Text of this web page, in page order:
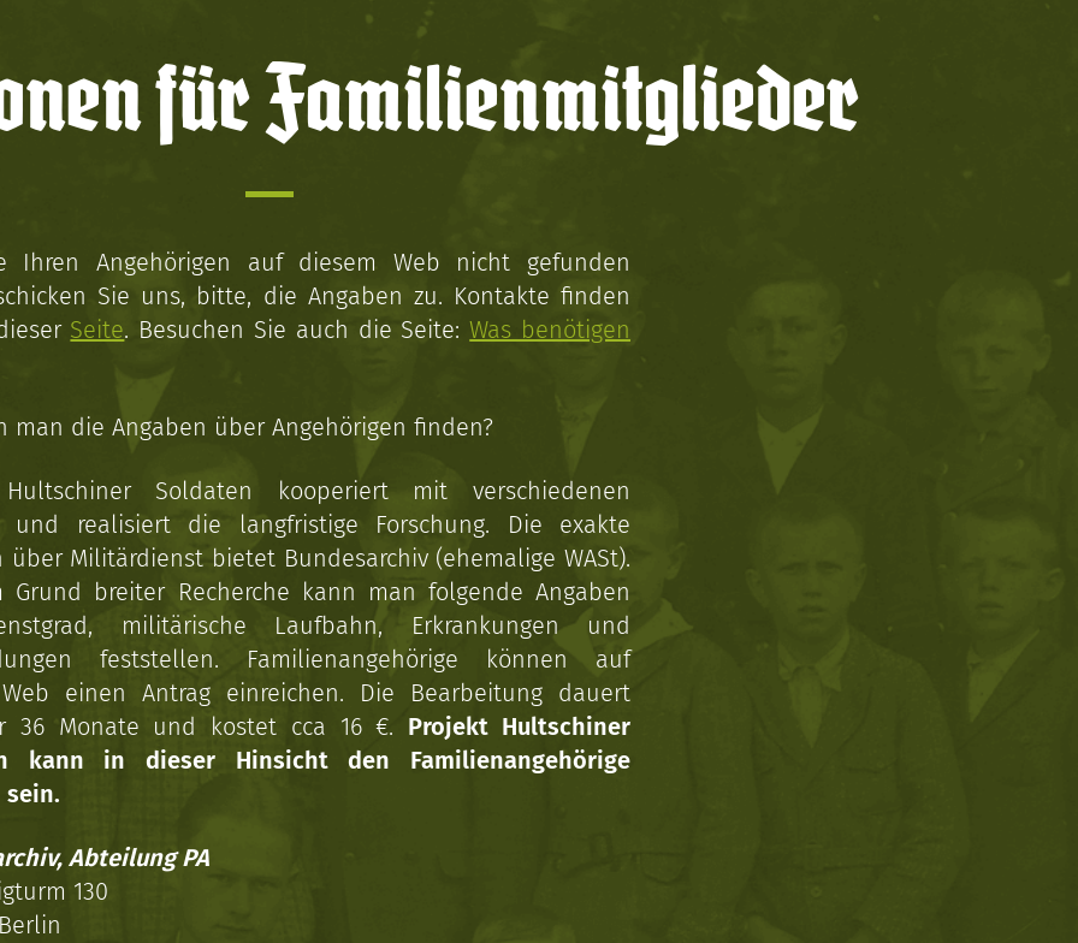
für Familienmitglieder
Ihren Angehörigen auf diesem Web nicht gefunden
Sie uns, bitte, die Angaben zu. Kontakte finden
Seite. Besuchen Sie auch die Seite:Was benötigen
man die Angaben über Angehörigen finden?
Soldaten kooperiert mit verschiedenen
und realisiert die langfristige Forschung. Die exakte
über Militärdienst bietet Bundesarchiv (ehemalige WASt).
Grund breiter Recherche kann man folgende Angaben
militärische Laufbahn, Erkrankungen und
feststellen. Familienangehörige können auf
einen Antrag einreichen. Die Bearbeitung dauert
36 Monate und kostet cca 16 €. Projekt Hultschiner
kann in dieser Hinsicht den Familienangehörige
Abteilung PA
130